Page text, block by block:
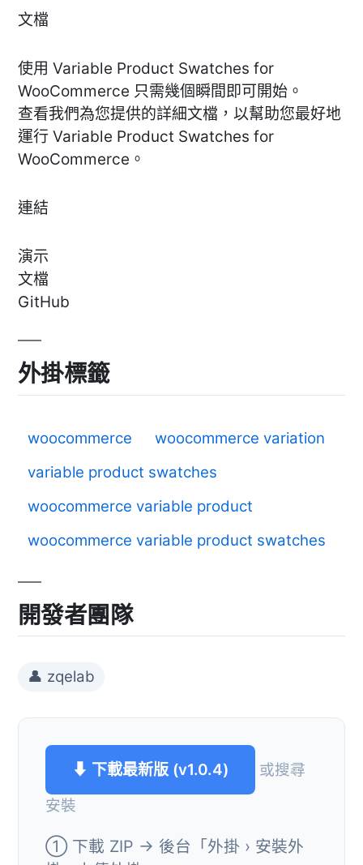
文檔
使用 Variable Product Swatches for
WooCommerce 只需幾個瞬間即可開始。
查看我們為您提供的詳細文檔，以幫助您最好地
運行 Variable Product Swatches for
WooCommerce。
連結
演示
文檔
GitHub
外掛標籤
woocommerce
woocommerce variation
variable product swatches
woocommerce variable product
woocommerce variable product swatches
開發者團隊
👤 zqelab
⬇ 下載最新版 (v1.0.4)
或搜尋
安裝
① 下載 ZIP → 後台「外掛 › 安裝外